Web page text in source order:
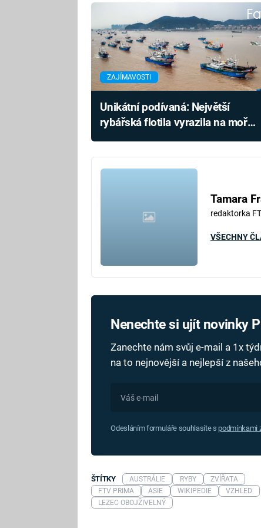
ZAJÍMAVOSTI
Unikátní podívaná: Největší
rybářská flotila vyrazila na moře,
Tamara
redaktorka
VŠECHNY
Nenechte si ujít novinky
Zanechte nám svůj e-mail a 1x
na to nejnovější a nejlepší z
Odesláním formuláře souhlasíte s podmínkami
ŠTÍTKY AUSTRÁLIE RYBY
ZVÍŘATA
FTV PRIMA
ASIE WIKIPEDIE
VZHLED
LEZEC OBOJŽIVELNÝ